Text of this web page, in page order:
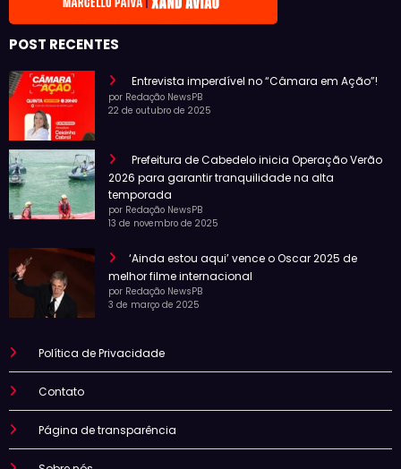
POST RECENTES
Entrevista imperdível no “Câmara em Ação”!
por Redação NewsPB
22 de outubro de 2025
Prefeitura de Cabedelo inicia Operação Verão
2026 para garantir tranquilidade na alta
temporada
por Redação NewsPB
13 de novembro de 2025
‘Ainda estou aqui’ vence o Oscar 2025 de
melhor filme internacional
por Redação NewsPB
3 de março de 2025
Política de Privacidade
Contato
Página de transparência